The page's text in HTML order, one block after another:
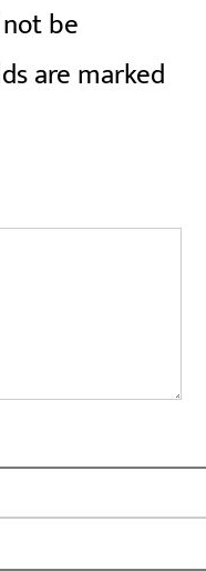
be
are marked